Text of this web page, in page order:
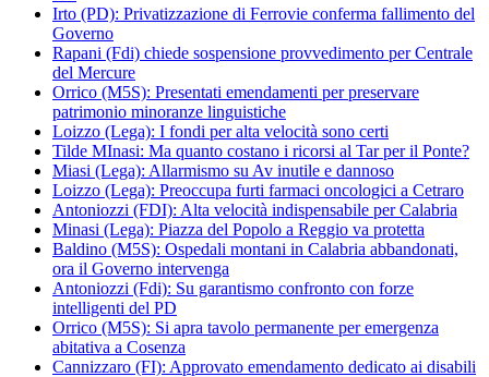
Irto (PD): Privatizzazione di Ferrovie conferma fallimento del
Governo
Rapani (Fdi) chiede sospensione provvedimento per Centrale
del Mercure
Orrico (M5S): Presentati emendamenti per preservare
patrimonio minoranze linguistiche
Loizzo (Lega): I fondi per alta velocità sono certi
Tilde MInasi: Ma quanto costano i ricorsi al Tar per il Ponte?
Miasi (Lega): Allarmismo su Av inutile e dannoso
Loizzo (Lega): Preoccupa furti farmaci oncologici a Cetraro
Antoniozzi (FDI): Alta velocità indispensabile per Calabria
Minasi (Lega): Piazza del Popolo a Reggio va protetta
Baldino (M5S): Ospedali montani in Calabria abbandonati,
ora il Governo intervenga
Antoniozzi (Fdi): Su garantismo confronto con forze
intelligenti del PD
Orrico (M5S): Si apra tavolo permanente per emergenza
abitativa a Cosenza
Cannizzaro (FI): Approvato emendamento dedicato ai disabili